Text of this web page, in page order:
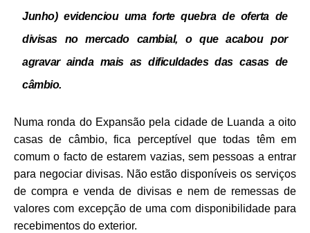
Junho) evidenciou uma forte quebra de oferta de
divisas no mercado cambial, o que acabou por
agravar ainda mais as dificuldades das casas de
câmbio.
Numa ronda do Expansão pela cidade de Luanda a oito
casas de câmbio, fica perceptível que todas têm em
comum o facto de estarem vazias, sem pessoas a entrar
para negociar divisas. Não estão disponíveis os serviços
de compra e venda de divisas e nem de remessas de
valores com excepção de uma com disponibilidade para
recebimentos do exterior.